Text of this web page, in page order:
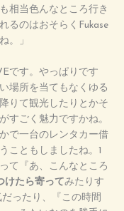
相当色んなところ行き
るのはおそらくFukase
。」
です。やっぱりです
場所を当てもなくゆる
りて観光したりとかそ
すごく魅力ですかね。
で一台のレンタカー借
こともしましたね。1
て『あ、こんなところ
けたら寄ってみたりす
ったり、『この時間